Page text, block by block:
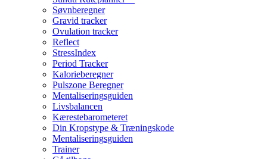
Søvnberegner
Gravid tracker
Ovulation tracker
Reflect
StressIndex
Period Tracker
Kalorieberegner
Pulszone Beregner
Mentaliseringsguiden
Livsbalancen
Kærestebarometeret
Din Kropstype & Træningskode
Mentaliseringsguiden
Trainer